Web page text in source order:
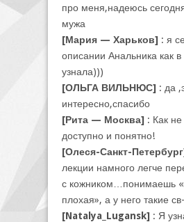
про меня,надеюсь
мужа
[Мария — Харьков] : я
описании Анальника как в
узнала)))
[ОЛЬГА ВИЛЬНЮС] : да
интересно,спасибо
[Рита — Москва] : Как не
доступно и понятно!
[Олеся-Санкт-
лекции намного легче
с кожником…понимаешь
плохая», а у него такие
[Natalya_Lugansk] : Я